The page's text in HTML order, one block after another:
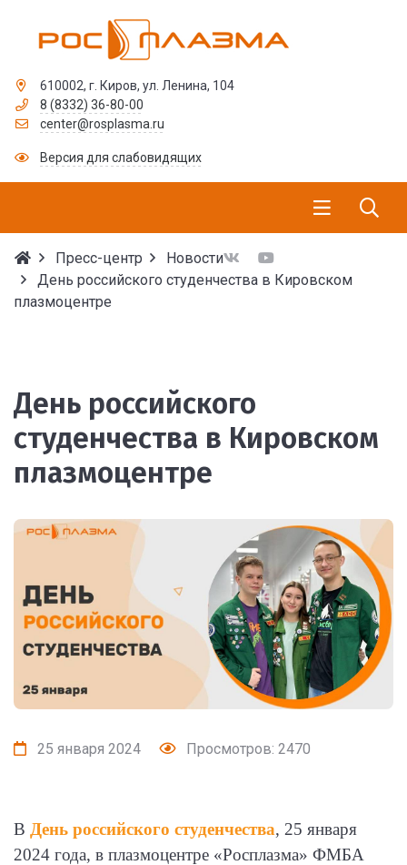
610002, г. Киров, ул. Ленина, 104
8 (8332) 36-80-00
center@rosplasma.ru
Версия для слабовидящих
Пресс-центр
Новости
День российского студенчества в Кировском
плазмоцентре
День российского
студенчества в Кировском
плазмоцентре
25 января 2024 Просмотров: 2470
В День российского студенчества, 25 января
2024 года, в плазмоцентре «Росплазма» ФМБА